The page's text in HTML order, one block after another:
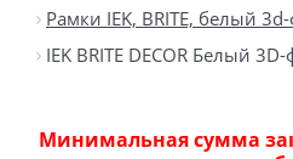
Рамки IEK, BRITE, белый
IEK BRITE DECOR Белый
Минимальная сумма